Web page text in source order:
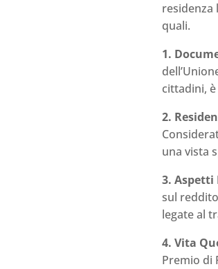
residenza
quali.
1.
cittadini,
2.
una vista
3. Aspetti
sul
legate al
4. Vita
Premio di